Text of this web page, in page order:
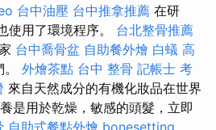
台中油壓 台中推拿推薦 在研
使用了環境程序。 台北整骨推薦
台中喬骨盆 自助餐外燴 白蟻 高
外燴茶點 台中 整骨 記帳士 考
來自天然成分的有機化妝品在世界
是用於乾燥，敏感的頭髮，立即
自助式餐點外燴 bonesetting